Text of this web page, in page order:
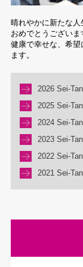
晴れやかに新たな
おめでとうございま
健康で幸せな、希
ます。
2026 Sei-
2025 Sei-
2024 Sei-
2023 Sei-
2022 Sei-
2021 Sei-